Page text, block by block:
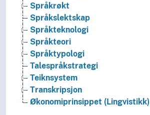
Språkrøkt
Språkslektskap
Språkteknologi
Språkteori
Språktypologi
Talespråkstrategi
Teiknsystem
Transkripsjon
Økonomiprinsippet (Lingvistikk)